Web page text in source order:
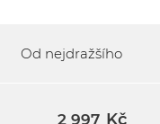
Od nejdražšího
Kč